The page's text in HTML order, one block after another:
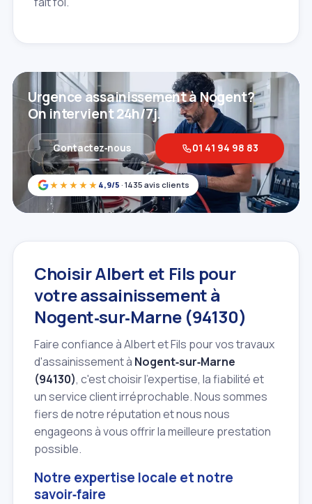
★★★★★ 4,9/5 · 1435 avis clients
Urgence assainissement à Nogent?
On intervient 24h/7j.
Contactez‑nous 01 41 94 98 83
Choisir Albert et Fils pour
votre assainissement à
Nogent‑sur‑Marne (94130)
Faire confiance à Albert et Fils pour vos travaux
d'assainissement à Nogent‑sur‑Marne
(94130), c'est choisir l'expertise, la fiabilité et
un service client irréprochable. Nous sommes
fiers de notre réputation et nous nous
engageons à vous offrir la meilleure prestation
possible.
Notre expertise locale et notre
savoir‑faire